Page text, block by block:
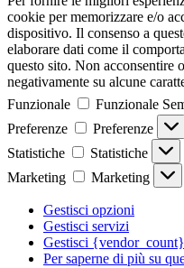
cookie per memorizzare e/o
dispositivo. Il consenso a
elaborare dati come il
questo sito. Non acconsentire
negativamente su alcune
Funzionale
Funzionale
Preferenze
Preferenze
Statistiche
Statistiche
Marketing
Marketing
Gestisci opzioni
Gestisci servizi
Gestisci
Per saperne di più su